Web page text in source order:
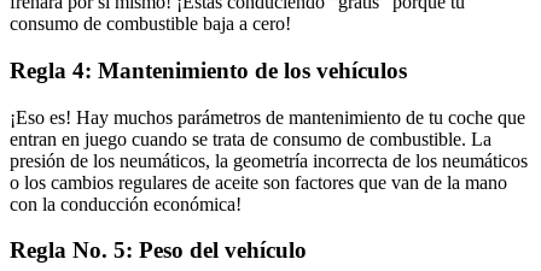
consumo de combustible baja a cero!
Regla 4: Mantenimiento de los vehículos
¡Eso es! Hay muchos parámetros de mantenimiento de tu coche que
entran en juego cuando se trata de consumo de combustible. La
presión de los neumáticos, la geometría incorrecta de los neumáticos
o los cambios regulares de aceite son factores que van de la mano
con la conducción económica!
Regla No. 5: Peso del vehículo